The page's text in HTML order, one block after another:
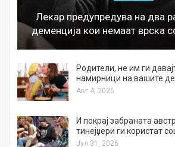
Лекар предупредува на два
деменција кои немаат врска
Родители, не им ги
намирници на вашите
Авг 4, 2026
И покрај забраната
тинејџери ги користат
Јул 31, 2026